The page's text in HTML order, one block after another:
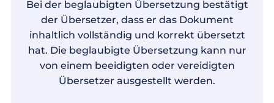
Bei der beglaubigten Übersetzung bestätigt
der Übersetzer, dass er das Dokument
inhaltlich vollständig und korrekt übersetzt
hat. Die beglaubigte Übersetzung kann nur
von einem beeidigten oder vereidigten
Übersetzer ausgestellt werden.